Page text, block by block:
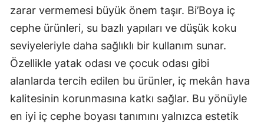
zarar vermemesi büyük önem taşır. Bi’Boya iç
cephe ürünleri, su bazlı yapıları ve düşük koku
seviyeleriyle daha sağlıklı bir kullanım sunar.
Özellikle yatak odası ve çocuk odası gibi
alanlarda tercih edilen bu ürünler, iç mekân hava
kalitesinin korunmasına katkı sağlar. Bu yönüyle
en iyi iç cephe boyası tanımını yalnızca estetik